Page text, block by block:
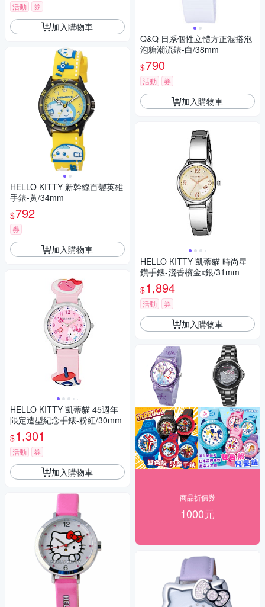
活動 券
加入購物車
HELLO KITTY 新幹線百變英雄
手錶-黃/34mm
$792
券
加入購物車
HELLO KITTY 凱蒂貓 45週年
限定造型紀念手錶-粉紅/30mm
$1,301
活動 券
加入購物車
Q&Q 日系個性立體方正混搭泡
泡糖潮流錶-白/38mm
$790
活動 券
加入購物車
HELLO KITTY 凱蒂貓 時尚星
鑽手錶-淺香檳金x銀/31mm
$1,894
活動 券
加入購物車
商品折價券
1000元